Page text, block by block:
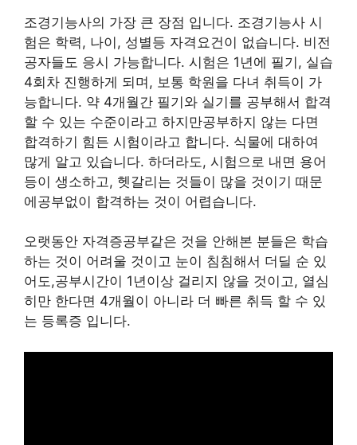
조경기능사의 가장 큰 장점 입니다. 조경기능사 시
험은 학력, 나이, 성별등 자격요건이 없습니다. 비전
공자들도 응시 가능합니다. 시험은 1년에 필기, 실습
4회차 진행하게 되며, 보통 학원을 다녀 취득이 가
능합니다. 약 4개월간 필기와 실기를 공부해서 합격
할 수 있는 수준이라고 하지만공부하지 않는 다면
합격하기 힘든 시험이라고 합니다. 식물에 대하여
많게 알고 있습니다. 하더라도, 시험으로 내면 용어
등이 생소하고, 헷갈리는 것들이 많을 것이기 때문
에공부없이 합격하는 것이 어렵습니다.
오랫동안 자격증공부같은 것을 안해본 분들은 학습
하는 것이 어려울 것이고 눈이 침침해서 더딜 순 있
어도,공부시간이 1년이상 걸리지 않을 것이고, 열심
히만 한다면 4개월이 아니라 더 빠른 취득 할 수 있
는 등록증 입니다.